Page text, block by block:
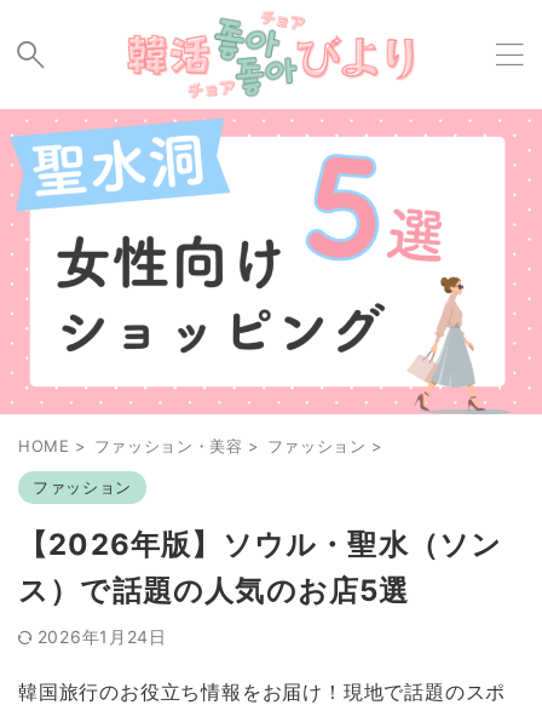
HOME > ファッション・美容 > ファッション >
ファッション
【2026年版】ソウル・聖水（ソン
ス）で話題の人気のお店5選
2026年1月24日
韓国旅行のお役立ち情報をお届け！現地で話題のスポ